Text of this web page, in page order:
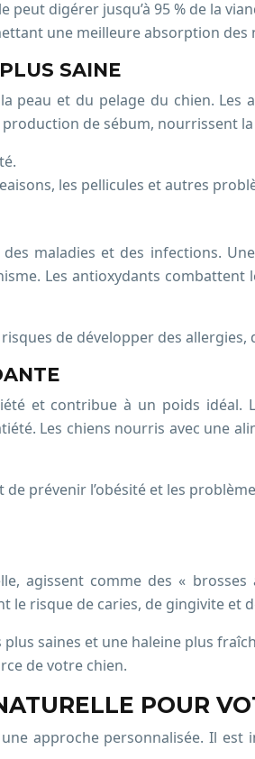
digérer jusqu’à 95 % de la
une meilleure absorption
SAINE
peau et du pelage du chien.
de sébum, nourrissent
les pellicules et autres
maladies et des infections.
Les antioxydants
de développer des
et contribue à un poids idéal.
Les chiens nourris avec une
prévenir l’obésité et les
agissent comme des «
risque de caries, de gingivite et
saines et une haleine plus
de votre chien.
POUR
approche personnalisée. Il